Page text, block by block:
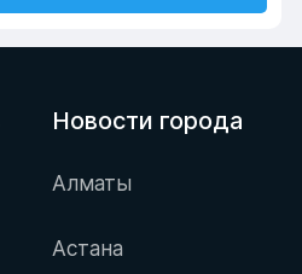
Новости города
Алматы
Астана